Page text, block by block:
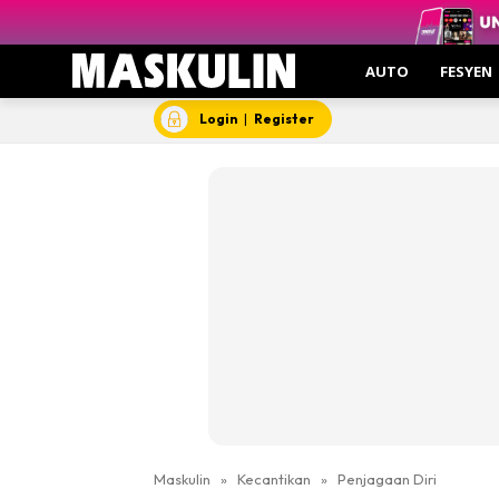
AUTO FESYEN
Login | Register
Maskulin » Kecantikan » Penjagaan Diri